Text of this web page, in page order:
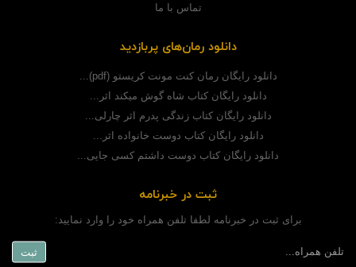
تماس با ما
دانلود رمان‌های پربازدید
دانلود رایگان رمان کنت مونت کریستو (pdf)...
دانلود رایگان کتاب شاه گوش میکند اثر...
دانلود رایگان کتاب زندگی پدرم اثر چارلی...
دانلود رایگان کتاب دوست خانواده اثر...
دانلود رایگان کتاب دوست داشتم کسی جایی...
ثبت در خبرنامه
برای ثبت در خبرنامه لطفا تلفن همراه خود را وارد نمایید: